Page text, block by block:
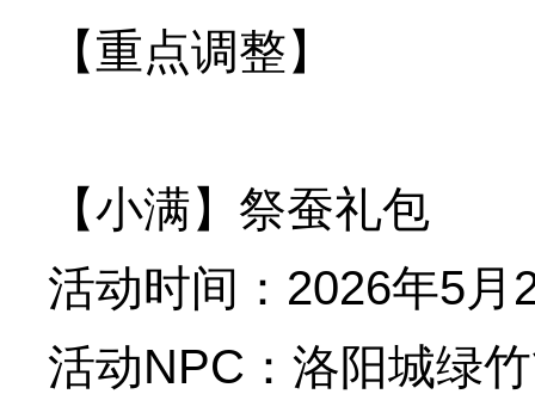
【重点调整】
【小满】祭蚕礼包
活动时间：2026年5月
活动NPC：洛阳城绿